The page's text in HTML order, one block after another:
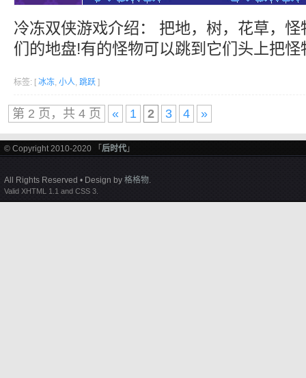
冷冻双侠游戏介绍： 把地，树，花草，
们的地盘!有的怪物可以跳到它们头上把怪
标签: [ 冰冻, 小人, 跳跃 ]
第 2 页，共 4 页 « 1 2 3 4 »
© Copyright 2010-2020 「 后时代 」
All Rights Reserved • Design by 格格物.
Valid XHTML 1.1 and CSS 3.